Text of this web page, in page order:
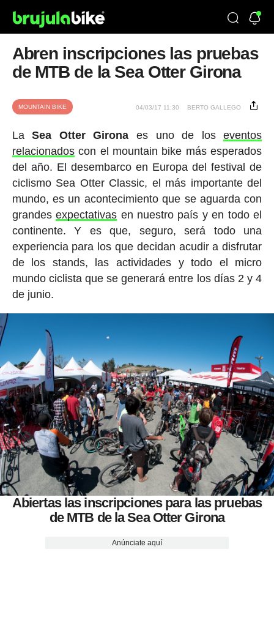
Abren inscripciones las pruebas
de MTB de la Sea Otter Girona
MOUNTAIN BIKE 04/03/17 11:30 BERTO GALLEGO
LaSea Otter Girona es uno de loseventos
relacionadoscon el mountain bike más esperados
del año. El desembarco en Europa del festival de
ciclismo Sea Otter Classic, el más importante del
mundo, es un acontecimiento que se aguarda con
grandesexpectativas en nuestro país y en todo el
continente. Y es que, seguro, será todo una
experiencia para los que decidan acudir a disfrutar
de los stands, las actividades y todo el micro
mundo ciclista que se generará entre los días 2 y 4
de junio.
Abiertas las inscripciones para las pruebas
de MTB de la Sea Otter Girona
Anúnciate aquí